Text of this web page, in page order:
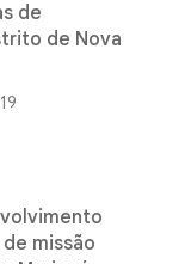
de
de Nova
missão